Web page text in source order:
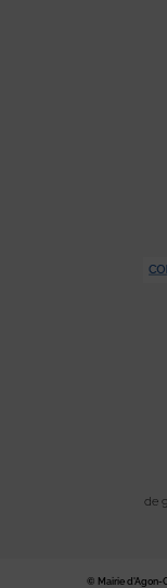
de
© Mairie d'Agon-